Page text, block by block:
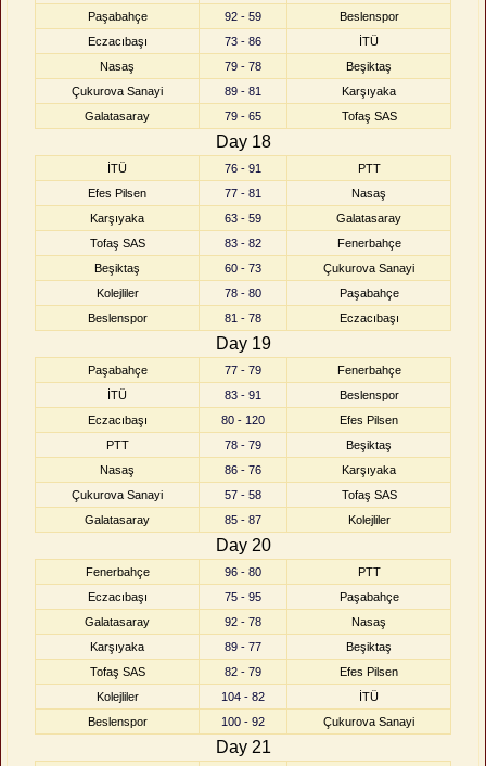
Paşabahçe
92 - 59
Beslenspor
Eczacıbaşı
73 - 86
İTÜ
Nasaş
79 - 78
Beşiktaş
Çukurova Sanayi
89 - 81
Karşıyaka
Galatasaray
79 - 65 Tofaş SAS
Day 18
İTÜ 76 - 91
PTT
Efes Pilsen
77 - 81
Nasaş
Karşıyaka
63 - 59
Galatasaray
Tofaş SAS
83 - 82
Fenerbahçe
Beşiktaş
60 - 73
Çukurova Sanayi
Kolejliler
78 - 80
Paşabahçe
Beslenspor
81 - 78 Eczacıbaşı
Day 19
Paşabahçe 77 - 79
Fenerbahçe
İTÜ
83 - 91
Beslenspor
Eczacıbaşı
80 - 120
Efes Pilsen
PTT
78 - 79
Beşiktaş
Nasaş
86 - 76
Karşıyaka
Çukurova Sanayi
57 - 58
Tofaş SAS
Galatasaray
85 - 87 Kolejliler
Day 20
Fenerbahçe 96 - 80
PTT
Eczacıbaşı
75 - 95
Paşabahçe
Galatasaray
92 - 78
Nasaş
Karşıyaka
89 - 77
Beşiktaş
Tofaş SAS
82 - 79
Efes Pilsen
Kolejliler
104 - 82
İTÜ
Beslenspor
100 - 92 Çukurova Sanayi
Day 21